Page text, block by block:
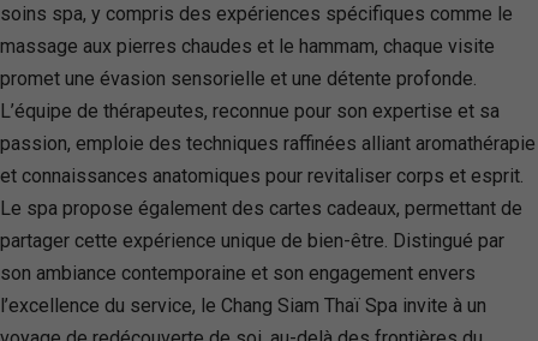
soins spa, y compris des expériences spécifiques comme le
massage aux pierres chaudes et le hammam, chaque visite
promet une évasion sensorielle et une détente profonde.
L’équipe de thérapeutes, reconnue pour son expertise et sa
passion, emploie des techniques raffinées alliant aromathérapie
et connaissances anatomiques pour revitaliser corps et esprit.
Le spa propose également des cartes cadeaux, permettant de
partager cette expérience unique de bien-être. Distingué par
son ambiance contemporaine et son engagement envers
l’excellence du service, le Chang Siam Thaï Spa invite à un